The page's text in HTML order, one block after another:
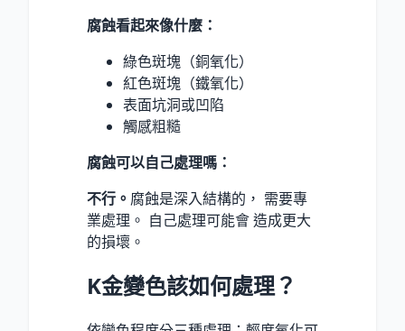
腐蝕看起來像什麼：
綠色斑塊（銅氧化）
紅色斑塊（鐵氧化）
表面坑洞或凹陷
觸感粗糙
腐蝕可以自己處理嗎：
不行。 腐蝕是深入結構的， 需要專
業處理。 自己處理可能會 造成更大
的損壞。
K金變色該如何處理？